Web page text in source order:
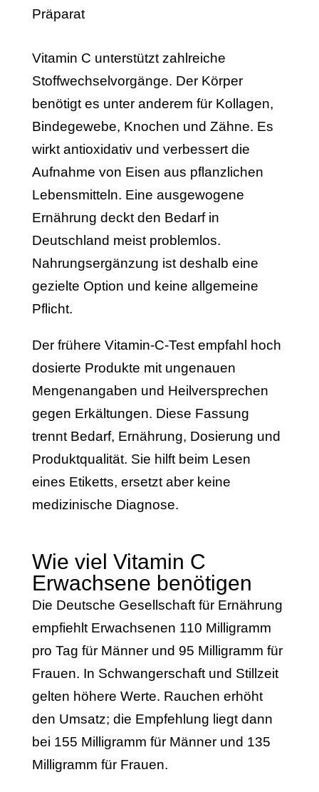
Vitamin C unterstützt zahlreiche
Stoffwechselvorgänge. Der Körper
benötigt es unter anderem für Kollagen,
Bindegewebe, Knochen und Zähne. Es
wirkt antioxidativ und verbessert die
Aufnahme von Eisen aus pflanzlichen
Lebensmitteln. Eine ausgewogene
Ernährung deckt den Bedarf in
Deutschland meist problemlos.
Nahrungsergänzung ist deshalb eine
gezielte Option und keine allgemeine
Pflicht.
Der frühere Vitamin-C-Test empfahl hoch
dosierte Produkte mit ungenauen
Mengenangaben und Heilversprechen
gegen Erkältungen. Diese Fassung
trennt Bedarf, Ernährung, Dosierung und
Produktqualität. Sie hilft beim Lesen
eines Etiketts, ersetzt aber keine
medizinische Diagnose.
Wie viel Vitamin C
Erwachsene benötigen
Die Deutsche Gesellschaft für Ernährung
empfiehlt Erwachsenen 110 Milligramm
pro Tag für Männer und 95 Milligramm für
Frauen. In Schwangerschaft und Stillzeit
gelten höhere Werte. Rauchen erhöht
den Umsatz; die Empfehlung liegt dann
bei 155 Milligramm für Männer und 135
Milligramm für Frauen.